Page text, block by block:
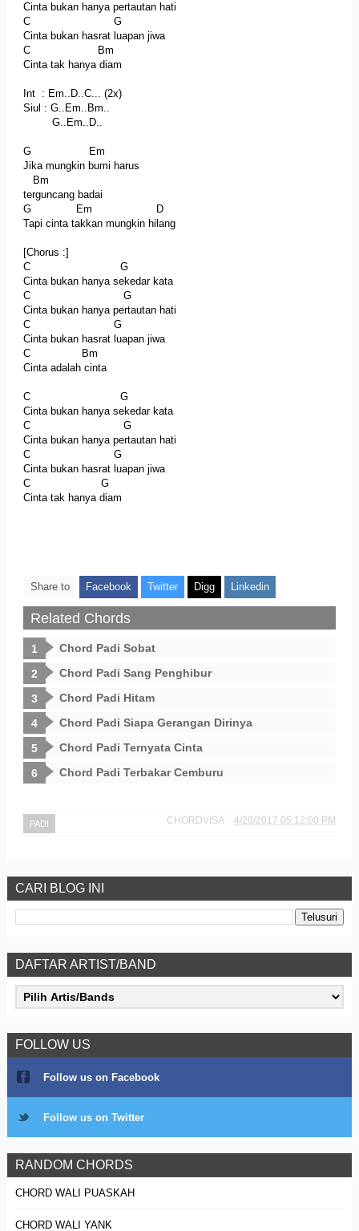
Cinta bukan hanya pertautan hati
C G
Cinta bukan hasrat luapan jiwa
C Bm
Cinta tak hanya diam
Int : Em..D..C... (2x)
Siul : G..Em..Bm..
G..Em..D..
G Em
Jika mungkin bumi harus
Bm
terguncang badai
G Em D
Tapi cinta takkan mungkin hilang
[Chorus :]
C G
Cinta bukan hanya sekedar kata
C G
Cinta bukan hanya pertautan hati
C G
Cinta bukan hasrat luapan jiwa
C Bm
Cinta adalah cinta
C G
Cinta bukan hanya sekedar kata
C G
Cinta bukan hanya pertautan hati
C G
Cinta bukan hasrat luapan jiwa
C G
Cinta tak hanya diam
Share to Facebook Twitter Digg Linkedin
Related Chords
Chord Padi Sobat
Chord Padi Sang Penghibur
Chord Padi Hitam
Chord Padi Siapa Gerangan Dirinya
Chord Padi Ternyata Cinta
Chord Padi Terbakar Cemburu
PADI CHORDVISA 4/20/2017 05:12:00 PM
CARI BLOG INI
DAFTAR ARTIST/BAND
FOLLOW US
Follow us on Facebook
Follow us on Twitter
RANDOM CHORDS
CHORD WALI PUASKAH
CHORD WALI YANK